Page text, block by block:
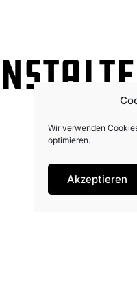
Wir verwenden
optimieren.
Akzeptieren